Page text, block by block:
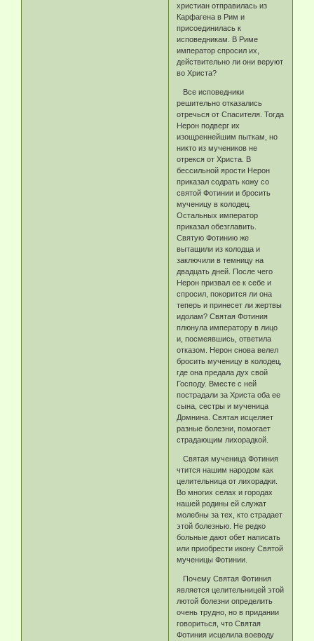
христиан отправилась из
Карфагена в Рим и
присоединилась к
исповедникам. В Риме
император спросил их,
действительно ли они веруют
во Христа?
Все исповедники
решительно отказались
отречься от Спасителя. Тогда
Нерон подверг их
изощреннейшим пыткам, но
никто из мучеников не
отрекся от Христа. В
бессильной ярости Нерон
приказал содрать кожу со
святой Фотинии и бросить
мученицу в колодец.
Остальных император
приказал обезглавить.
Святую Фотинию же
вытащили из колодца и
заключили в темницу на
двадцать дней. После чего
Нерон призвал ее к себе и
спросил, покорится ли она
теперь и принесет ли жертвы
идолам? Святая Фотиния
плюнула императору в лицо
и, посмеявшись, ответила
отказом. Нерон снова велел
бросить мученицу в колодец,
где она предала дух свой
Господу. Вместе с ней
пострадали за Христа оба ее
сына, сестры и мученица
Домнина. Святая исцеляет
разные болезни, помогает
страдающим лихорадкой.
Святая мученица Фотиния
чтится нашим народом как
целительница от лихорадки.
Во многих селах и городах
нашей родины ей служат
молебны за тех, кто страдает
этой болезнью. Не редко
больные дают обет написать
или приобрести икону Святой
мученицы Фотинии.
Почему Святая Фотиния
является целительницей этой
лютой болезни определить
очень трудно, но в придании
говориться, что Святая
Фотиния исцелила воеводу